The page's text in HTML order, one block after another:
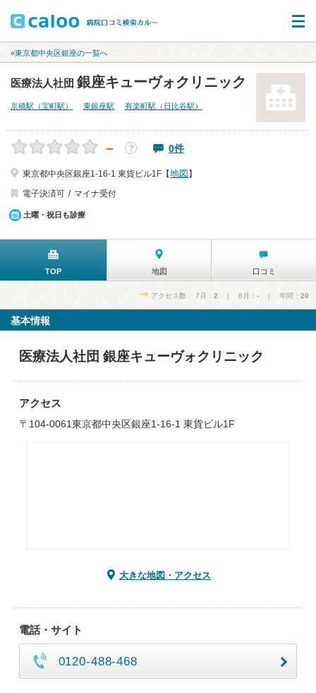
«東京都中央区銀座の一覧へ
医療法人社団 銀座キューヴォクリニック
京橋駅（宝町駅） 東銀座駅 有楽町駅（日比谷駅）
－ ？ 0件
東京都中央区銀座1-16-1 東貨ビル1F【地図 】
電子決済可
マイナ受付
土曜・祝日も診療
TOP 地図 口コミ
アクセス数 7月： 2 | 6月： - | 年間： 20
基本情報
医療法人社団 銀座キューヴォクリニック
アクセス
〒104-0061東京都中央区銀座1-16-1 東貨ビル1F
大きな地図・アクセス
電話・サイト
0120-488-468